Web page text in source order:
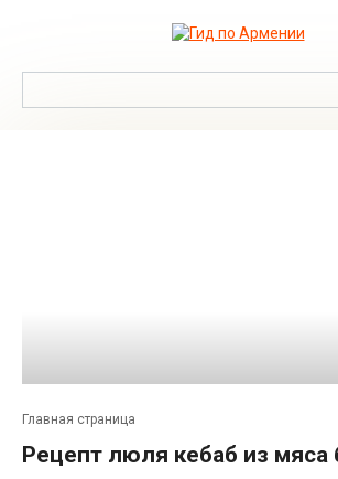
Главная страница
Рецепт люля кебаб из